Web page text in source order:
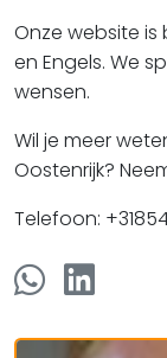
Onze website is
en Engels. We
wensen.
Wil je meer
Oostenrijk?
Telefoon: